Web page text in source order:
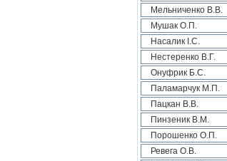
Мельниченко В.В.
Мушак О.П.
Насалик І.С.
Нестеренко В.Г.
Онуфрик Б.С.
Паламарчук М.П.
Пацкан В.В.
Пинзеник В.М.
Порошенко О.П.
Ревега О.В.